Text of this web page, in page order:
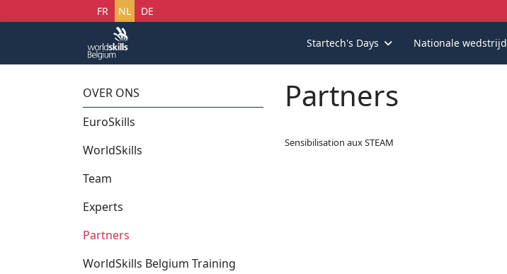
Selecteer uw taal
FR NL DE
Startech's Days Nationale wedstrijd
OVER ONS
EuroSkills
WorldSkills
Team
Experts
Partners
WorldSkills Belgium Training
Partners
Sensibilisation aux STEAM